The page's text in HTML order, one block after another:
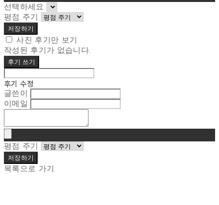
선택하세요
평점 주기
저장하기
사진 후기만 보기
작성된 후기가 없습니다.
후기 쓰기
후기 수정
글쓴이
이메일
평점 주기
저장하기
목록으로 가기